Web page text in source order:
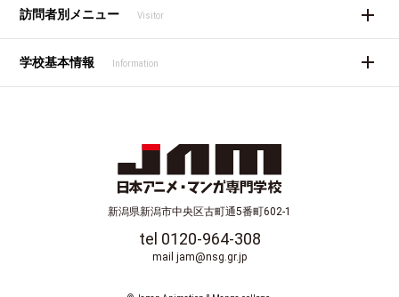
訪問者別メニュー Visitor
学校基本情報 Information
新潟県新潟市中央区古町通5番町602-1
tel 0120-964-308
mail jam@nsg.gr.jp